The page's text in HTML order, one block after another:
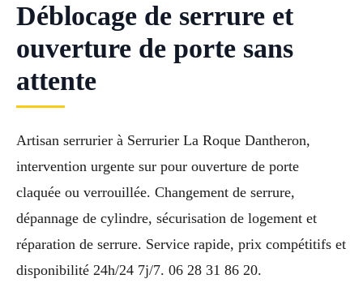
Déblocage de serrure et
ouverture de porte sans
attente
Artisan serrurier à Serrurier La Roque Dantheron,
intervention urgente sur pour ouverture de porte
claquée ou verrouillée. Changement de serrure,
dépannage de cylindre, sécurisation de logement et
réparation de serrure. Service rapide, prix compétitifs et
disponibilité 24h/24 7j/7. 06 28 31 86 20.